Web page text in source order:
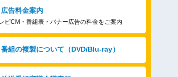
広告料金案内
ビCM・番組表・バナー広告の料金をご案内
番組の複製について（DVD/Blu-ray）